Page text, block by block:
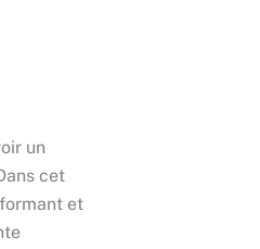
un
cet
et